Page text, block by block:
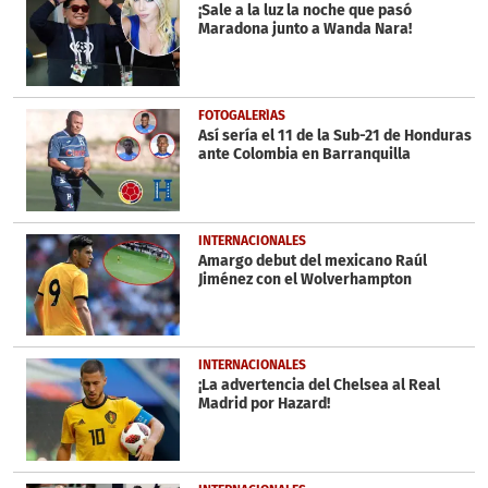
20
seconds
¡Sale a la luz la noche que pasó
Maradona junto a Wanda Nara!
FOTOGALERÍAS
Así sería el 11 de la Sub-21 de Honduras
ante Colombia en Barranquilla
INTERNACIONALES
Amargo debut del mexicano Raúl
Jiménez con el Wolverhampton
INTERNACIONALES
¡La advertencia del Chelsea al Real
Madrid por Hazard!